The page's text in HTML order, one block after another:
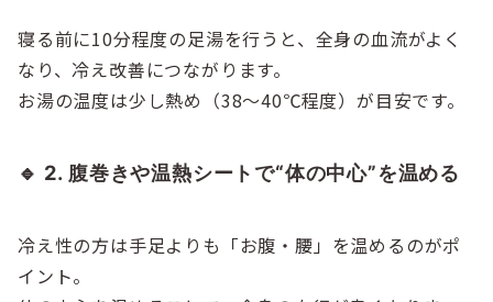
寝る前に10分程度の足湯を行うと、全身の血流がよく
なり、冷え改善につながります。
お湯の温度は少し熱め（38～40℃程度）が目安です。
🔹 2. 腹巻きや温熱シートで“体の中心”を温める
冷え性の方は手足よりも「お腹・腰」を温めるのがポ
イント。